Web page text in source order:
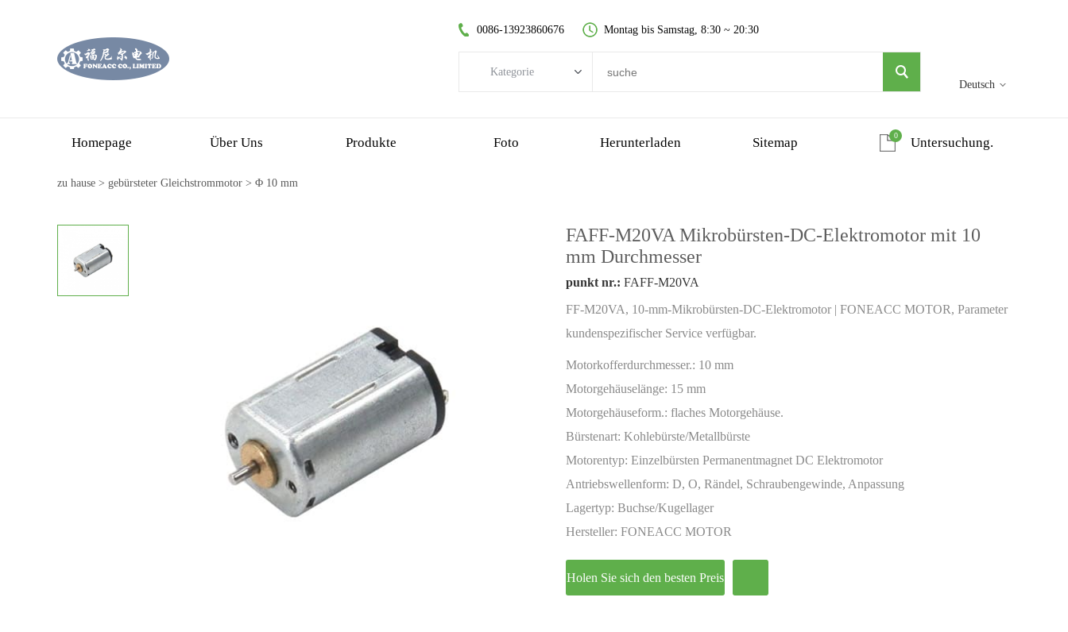
Deutsch
0086-13923860676 Montag bis Samstag, 8:30 ~ 20:30
Kategorie
kernloser bürstenloser Motor
Schneckengetriebemotor
Homepage Über Uns Produkte Foto Herunterladen Sitemap Untersuchung.
0
zu hause > gebürsteter Gleichstrommotor > Φ 10 mm
FAFF-M20VA Mikrobürsten-DC-Elektromotor mit 10
mm Durchmesser
punkt nr.: FAFF-M20VA
FF-M20VA, 10-mm-Mikrobürsten-DC-Elektromotor | FONEACC MOTOR, Parameter
kundenspezifischer Service verfügbar.
Motorkofferdurchmesser.: 10 mm
Motorgehäuselänge: 15 mm
Motorgehäuseform.: flaches Motorgehäuse.
Bürstenart: Kohlebürste/Metallbürste
Motorentyp: Einzelbürsten Permanentmagnet DC Elektromotor
Antriebswellenform: D, O, Rändel, Schraubengewinde, Anpassung
Lagertyp: Buchse/Kugellager
Hersteller: FONEACC MOTOR
Holen Sie sich den besten Preis